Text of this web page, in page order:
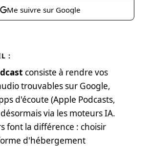
Me suivre sur Google
:
consiste à rendre vos
trouvables sur Google,
d'écoute (Apple Podcasts,
via les moteurs IA.
font la différence : choisir
d'hébergement